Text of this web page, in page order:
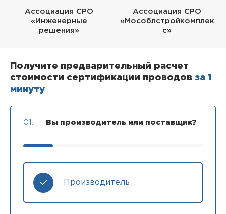
Ассоциация СРО
«Инженерные
решения»
Ассоциация СРО
«Мособлстройкомплек
с»
Получите предварительный расчет
стоимости сертификации проводов за 1
минуту
01. Вы производитель или поставщик?
Производитель